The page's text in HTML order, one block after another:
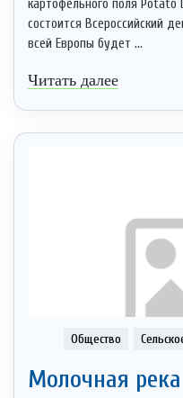
картофельного поля
состоится Всероссийский
всей Европы будет ...
Читать далее
Общество
Молочная